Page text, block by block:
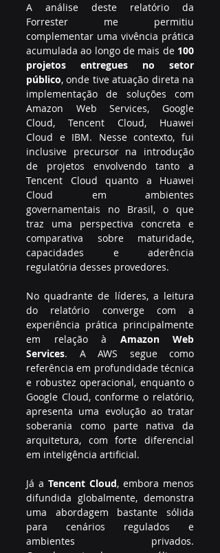
A análise deste relatório da
Forrester me permitiu
complementar uma vivência prática
acumulada ao longo de mais de 100
projetos entregues no setor
público, onde tive atuação direta na
implementação de soluções com
Amazon Web Services, Google
Cloud, Tencent Cloud, Huawei
Cloud e IBM. Nesse contexto, fui
inclusive precursor na introdução
de projetos envolvendo tanto a
Tencent Cloud quanto a Huawei
Cloud em ambientes
governamentais no Brasil, o que
traz uma perspectiva concreta e
comparativa sobre maturidade,
capacidades e aderência
regulatória desses provedores.
No quadrante de líderes, a leitura
do relatório converge com a
experiência prática principalmente
em relação à Amazon Web
Services. A AWS segue como
referência em profundidade técnica
e robustez operacional, enquanto o
Google Cloud, conforme o relatório,
apresenta uma evolução ao tratar
soberania como parte nativa da
arquitetura, com forte diferencial
em inteligência artificial.
Já a Tencent Cloud, embora menos
difundida globalmente, demonstra
uma abordagem bastante sólida
para cenários regulados e
ambientes privados.